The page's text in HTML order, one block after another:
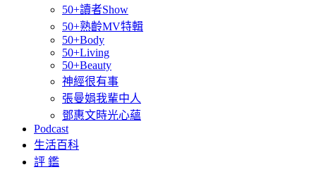
50+讀者Show
50+熟齡MV特輯
50+Body
50+Living
50+Beauty
神經很有事
張曼娟我輩中人
鄧惠文時光心蘊
Podcast
生活百科
評 鑑